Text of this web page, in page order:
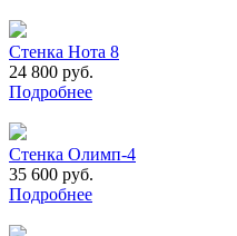
Стенка Нота 8
24 800 руб.
Подробнее
Стенка Олимп-4
35 600 руб.
Подробнее